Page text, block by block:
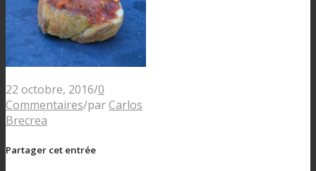
22 octobre, 2016/0
Commentaires/parCarlos
Brecrea
Partager cet entrée